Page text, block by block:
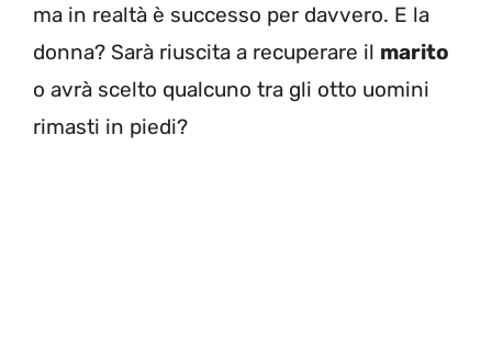
ma in realtà è successo per davvero. E la
donna? Sarà riuscita a recuperare il marito
o avrà scelto qualcuno tra gli otto uomini
rimasti in piedi?